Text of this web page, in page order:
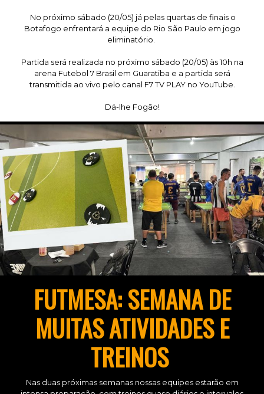
No próximo sábado (20/05) já pelas quartas de finais o
Botafogo enfrentará a equipe do Rio São Paulo em jogo
eliminatório.
Partida será realizada no próximo sábado (20/05) às 10h na
arena Futebol 7 Brasil em Guaratiba e a partida será
transmitida ao vivo pelo canal F7 TV PLAY no YouTube.
Dá-lhe Fogão!
FUTMESA: SEMANA DE
MUITAS ATIVIDADES E
TREINOS
Nas duas próximas semanas nossas equipes estarão em